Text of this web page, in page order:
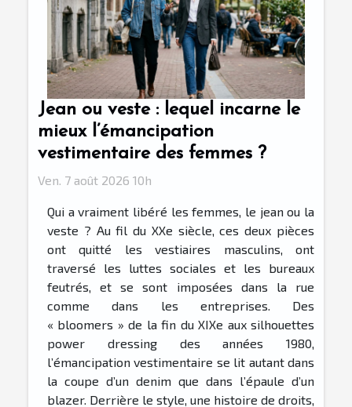
Jean ou veste : lequel incarne le
mieux l’émancipation
vestimentaire des femmes ?
Ven. 7 août 2026 10h
Qui a vraiment libéré les femmes, le jean ou la
veste ? Au fil du XXe siècle, ces deux pièces
ont quitté les vestiaires masculins, ont
traversé les luttes sociales et les bureaux
feutrés, et se sont imposées dans la rue
comme dans les entreprises. Des
« bloomers » de la fin du XIXe aux silhouettes
power dressing des années 1980,
l’émancipation vestimentaire se lit autant dans
la coupe d’un denim que dans l’épaule d’un
blazer. Derrière le style, une histoire de droits,